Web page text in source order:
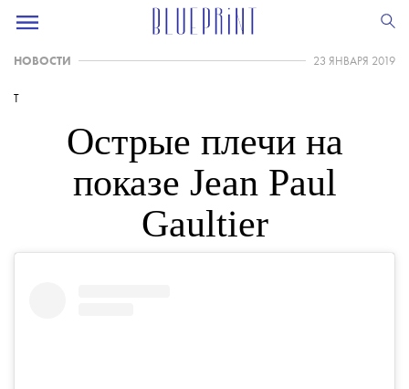
НОВОСТИ 23 ЯНВАРЯ 2019
T
Острые плечи на
показе Jean Paul
Gaultier